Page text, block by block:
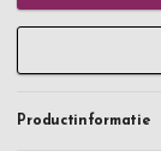
Productinformatie